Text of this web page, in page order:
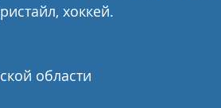
хоккей.
области